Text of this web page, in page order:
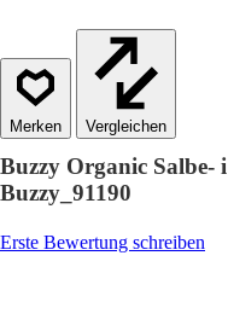
Vergleichen
Buzzy Organic Salbe-
Buzzy_91190
Erste Bewertung schreiben